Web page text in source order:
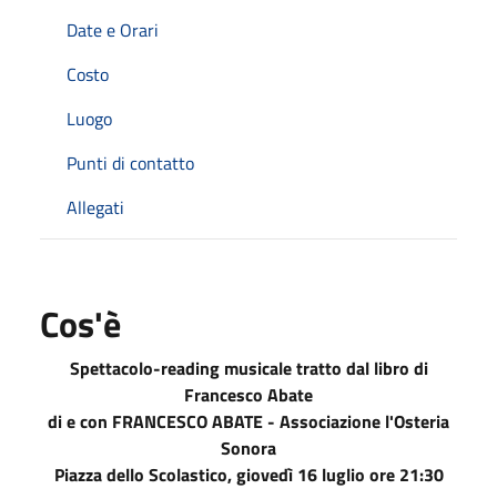
Date e Orari
Costo
Luogo
Punti di contatto
Allegati
Cos'è
Spettacolo-reading musicale tratto dal libro di
Francesco Abate
di e con FRANCESCO ABATE - Associazione l'Osteria
Sonora
Piazza dello Scolastico, giovedì 16 luglio ore 21:30